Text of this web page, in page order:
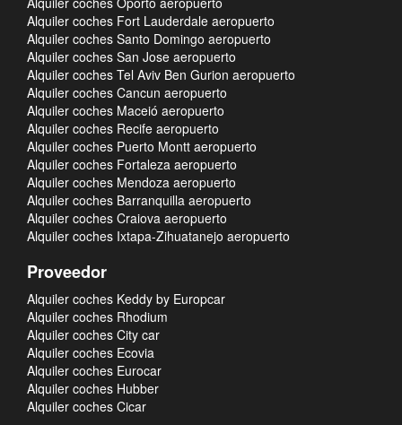
Alquiler coches Fort Lauderdale aeropuerto
Alquiler coches Santo Domingo aeropuerto
Alquiler coches San Jose aeropuerto
Alquiler coches Tel Aviv Ben Gurion aeropuerto
Alquiler coches Cancun aeropuerto
Alquiler coches Maceió aeropuerto
Alquiler coches Recife aeropuerto
Alquiler coches Puerto Montt aeropuerto
Alquiler coches Fortaleza aeropuerto
Alquiler coches Mendoza aeropuerto
Alquiler coches Barranquilla aeropuerto
Alquiler coches Craiova aeropuerto
Alquiler coches Ixtapa-Zihuatanejo aeropuerto
Proveedor
Alquiler coches Keddy by Europcar
Alquiler coches Rhodium
Alquiler coches City car
Alquiler coches Ecovia
Alquiler coches Eurocar
Alquiler coches Hubber
Alquiler coches Cicar